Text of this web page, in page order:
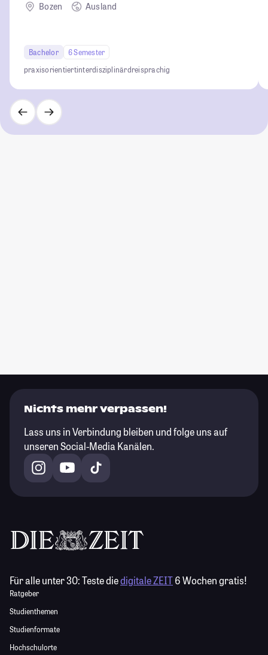
Bozen
Ausland
Bachelor
6 Semester
praxisorientiertinterdisziplinärdreisprachig
Nichts mehr verpassen!
Lass uns in Verbindung bleiben und folge uns auf
unseren Social-Media Kanälen.
Für alle unter 30:Teste diedigitale ZEIT6 Wochen gratis!
Ratgeber
Studienthemen
Studienformate
Hochschulorte